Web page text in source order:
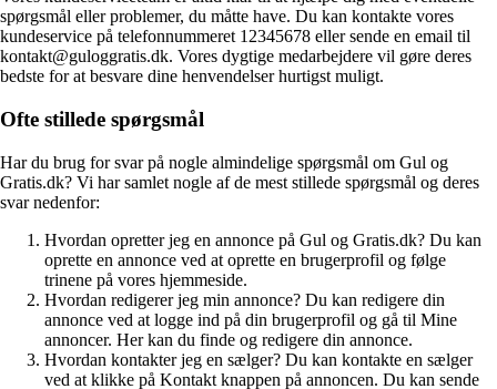
spørgsmål eller problemer, du måtte have. Du kan kontakte vores
kundeservice på telefonnummeret 12345678 eller sende en email til
kontakt@guloggratis.dk. Vores dygtige medarbejdere vil gøre deres
bedste for at besvare dine henvendelser hurtigst muligt.
Ofte stillede spørgsmål
Har du brug for svar på nogle almindelige spørgsmål om Gul og
Gratis.dk? Vi har samlet nogle af de mest stillede spørgsmål og deres
svar nedenfor:
Hvordan opretter jeg en annonce på Gul og Gratis.dk? Du kan
oprette en annonce ved at oprette en brugerprofil og følge
trinene på vores hjemmeside.
Hvordan redigerer jeg min annonce? Du kan redigere din
annonce ved at logge ind på din brugerprofil og gå til Mine
annoncer. Her kan du finde og redigere din annonce.
Hvordan kontakter jeg en sælger? Du kan kontakte en sælger
ved at klikke på Kontakt knappen på annoncen. Du kan sende